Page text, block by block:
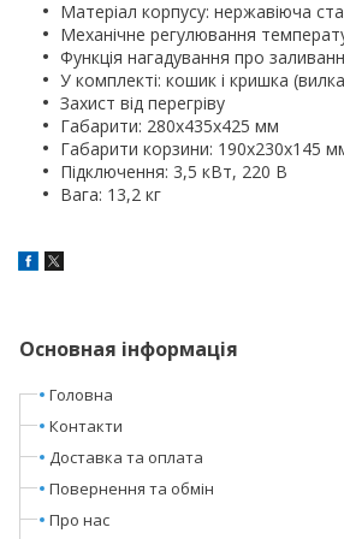
Матеріал корпусу: нержавіюча
Механічне регулювання
Функція нагадування про
У комплекті: кошик і кришка
Захист від перегріву
Габарити: 280x435x425 мм
Габарити корзини: 190x230x145
Підключення: 3,5 кВт, 220 В
Вага: 13,2 кг
Основная інформація
Головна
Контакти
Доставка та оплата
Повернення та обмін
Про нас